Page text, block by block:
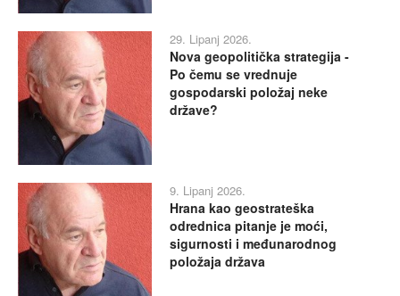
29. Lipanj 2026.
Nova geopolitička strategija -
Po čemu se vrednuje
gospodarski položaj neke
države?
9. Lipanj 2026.
Hrana kao geostrateška
odrednica pitanje je moći,
sigurnosti i međunarodnog
položaja država